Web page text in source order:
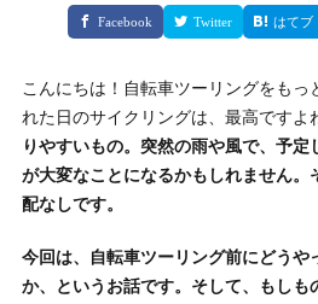
Facebook Twitter はてブ
こんにちは！自転車ツーリングをもっ
れた日のサイクリングは、最高ですよ
りやすいもの。突然の雨や風で、予
が大変なことになるかもしれません。
配なしです。
今回は、自転車ツーリング前にどうや
か、というお話です。そして、もしも